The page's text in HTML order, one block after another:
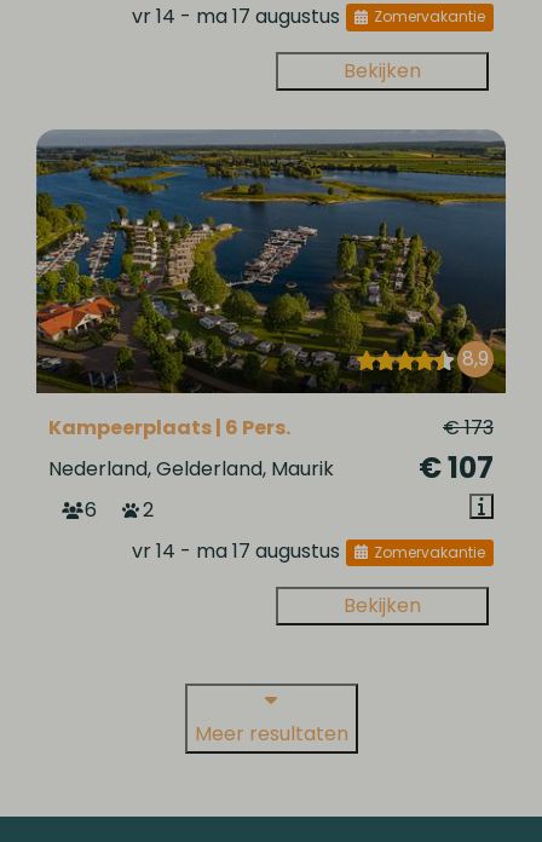
vr 14 - ma 17 augustus
Zomervakantie
Bekijken
8,9
€ 173
€ 107
Kampeerplaats | 6 Pers.
Nederland, Gelderland, Maurik
6
2
vr 14 - ma 17 augustus
Zomervakantie
Bekijken
Meer resultaten